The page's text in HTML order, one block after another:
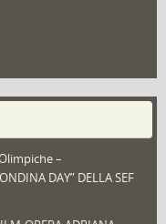
–
DAY” DELLA SEF